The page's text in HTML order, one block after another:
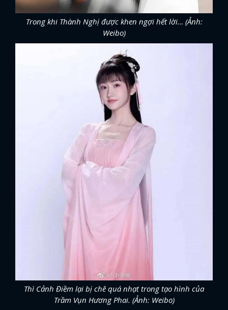
Trong khi Thành Nghị được khen ngợi hết lời… (Ảnh:
Weibo)
Thì Cảnh Điềm lại bị chê quá nhạt trong tạo hình của
Trầm Vụn Hương Phai. (Ảnh: Weibo)